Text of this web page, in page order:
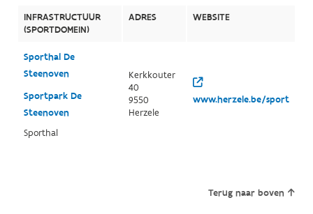
INFRASTRUCTUUR
(SPORTDOMEIN)
ADRES WEBSITE
Sporthal De
Steenoven
Sportpark De
Steenoven
Sporthal
Kerkkouter
40
9550
Herzele
www.herzele.be/sport
Terug naar boven